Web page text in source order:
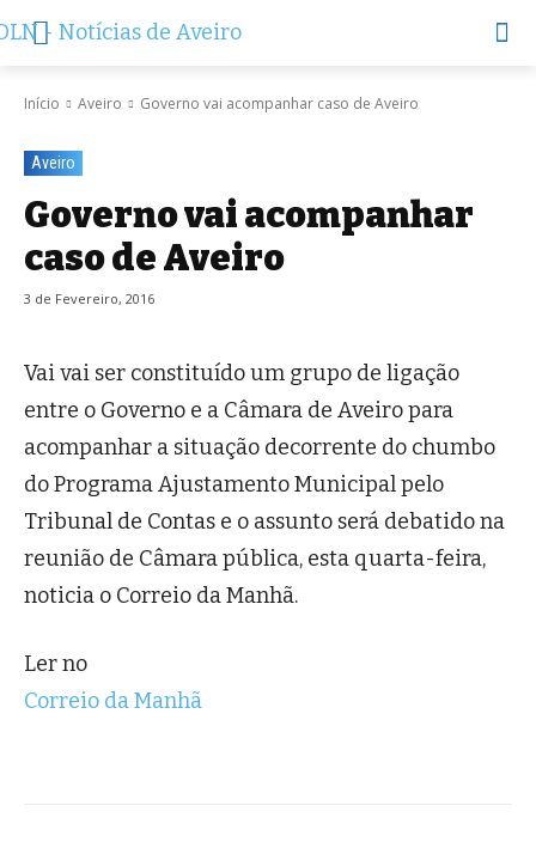
Início Aveiro Governo vai acompanhar caso de Aveiro
Aveiro
Governo vai acompanhar
caso de Aveiro
3 de Fevereiro, 2016
Vai vai ser constituído um grupo de ligação
entre o Governo e a Câmara de Aveiro para
acompanhar a situação decorrente do chumbo
do Programa Ajustamento Municipal pelo
Tribunal de Contas e o assunto será debatido na
reunião de Câmara pública, esta quarta-feira,
noticia o Correio da Manhã.
Ler no
Correio da Manhã